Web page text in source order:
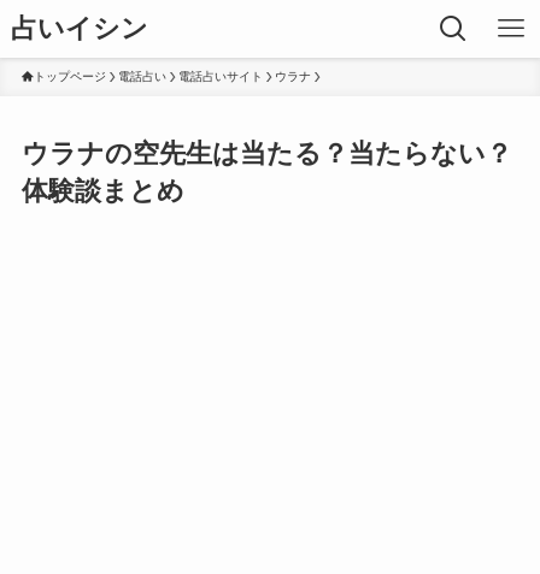
占いイシン
トップページ 電話占い 電話占いサイト ウラナ
ウラナの空先生は当たる？当たらない？
体験談まとめ